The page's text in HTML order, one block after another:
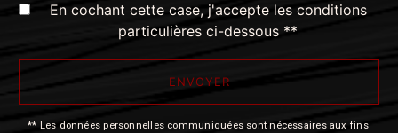
En cochant cette case, j'accepte les conditions
particulières ci-dessous **
ENVOYER
** Les données personnelles communiquées sont nécessaires aux fins